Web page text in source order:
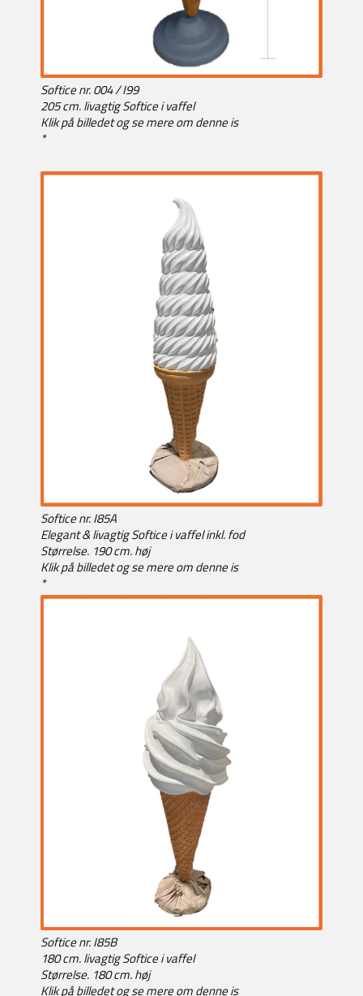
Softice nr. 004 / I99
205 cm. livagtig Softice i vaffel
Klik på billedet og se mere om denne is
*
Softice nr. I85A
Elegant & livagtig Softice i vaffel inkl. fod
Størrelse. 190 cm. høj
Klik på billedet og se mere om denne is
*
Softice nr. I85B
180 cm. livagtig Softice i vaffel
Størrelse. 180 cm. høj
Klik på billedet og se mere om denne is